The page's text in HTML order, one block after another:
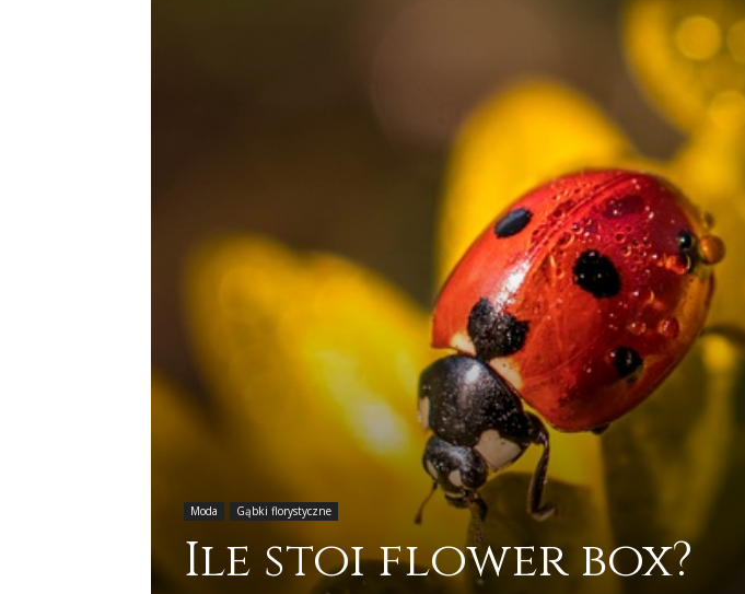
Moda Gąbki florystyczne
Ile stoi flower box?